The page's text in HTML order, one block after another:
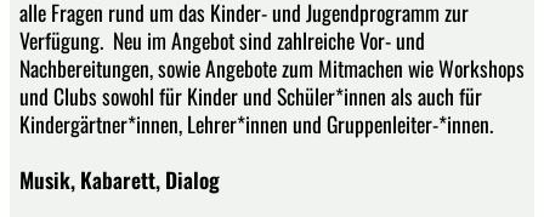
alle Fragen rund um das Kinder- und Jugendprogramm zur
Verfügung. Neu im Angebot sind zahlreiche Vor- und
Nachbereitungen, sowie Angebote zum Mitmachen wie Workshops
und Clubs sowohl für Kinder und Schüler*innen als auch für
Kindergärtner*innen, Lehrer*innen und Gruppenleiter-*innen.
Musik, Kabarett, Dialog